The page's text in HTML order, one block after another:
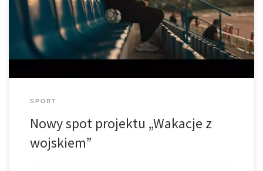
części swoich wakacji na dobrowolnym, darmowym i ochotniczym
szkoleniu wojskowym pod hasłem „Wakacje z wojskiem”
SPORT
Nowy spot projektu „Wakacje z
wojskiem”